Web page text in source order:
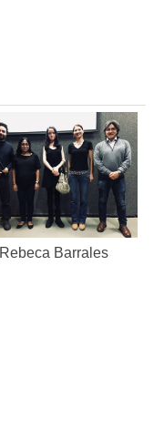
Rebeca Barrales